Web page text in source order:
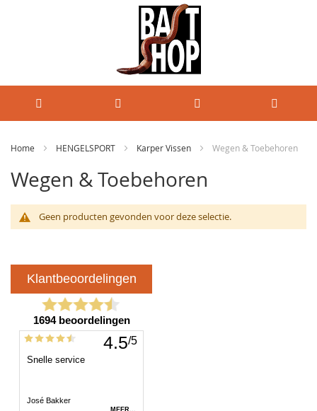
Home HENGELSPORT Karper Vissen Wegen & Toebehoren
Wegen & Toebehoren
Geen producten gevonden voor deze selectie.